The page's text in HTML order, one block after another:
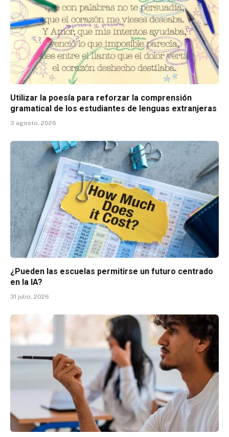
Utilizar la poesía para reforzar la comprensión
gramatical de los estudiantes de lenguas extranjeras
3 agosto, 2026
¿Pueden las escuelas permitirse un futuro centrado
en la IA?
31 julio, 2026